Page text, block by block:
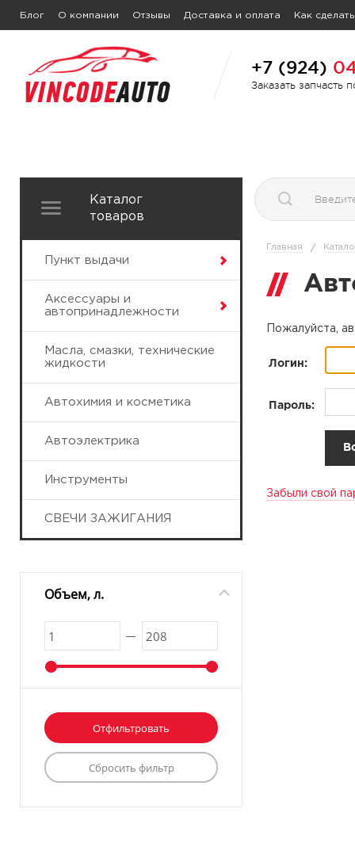
Блог О компании Отзывы Доставка и оплата Как
+7 (924)
Заказать запчасть
Каталог
товаров
Пункт выдачи
Аксессуары и
автопринадлежности
Масла, смазки, технические
жидкости
Автохимия и косметика
Автоэлектрика
Инструменты
СВЕЧИ ЗАЖИГАНИЯ
Объем, л.
Главная /
Пожалуйста,
Логин:
Пароль:
Забыли свой